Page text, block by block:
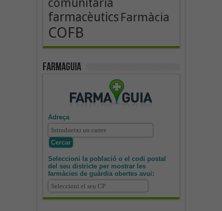
comunitària
farmacèutics Farmàcia
COFB
Farmaguia
Adreça
Seleccioni la població o el codi postal
del seu districte per mostrar les
farmàcies de guàrdia obertes avui: